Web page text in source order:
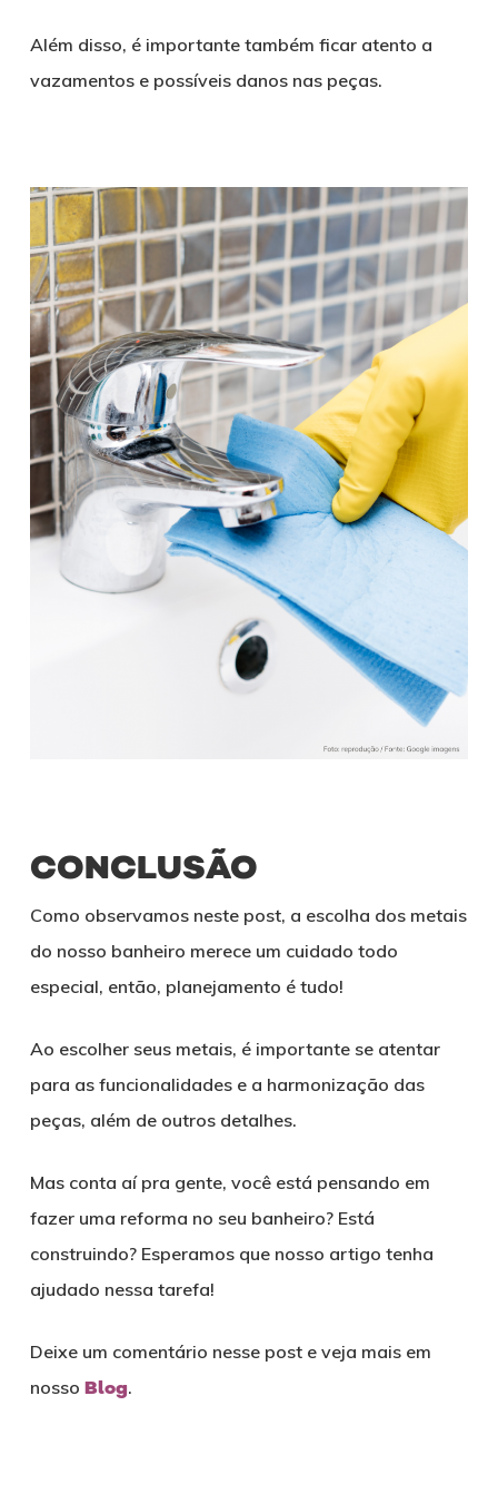
Além disso, é importante também ficar atento a
vazamentos e possíveis danos nas peças.
CONCLUSÃO
Como observamos neste post, a escolha dos metais
do nosso banheiro merece um cuidado todo
especial, então, planejamento é tudo!
Ao escolher seus metais, é importante se atentar
para as funcionalidades e a harmonização das
peças, além de outros detalhes.
Mas conta aí pra gente, você está pensando em
fazer uma reforma no seu banheiro? Está
construindo? Esperamos que nosso artigo tenha
ajudado nessa tarefa!
Deixe um comentário nesse post e veja mais em
nosso Blog.